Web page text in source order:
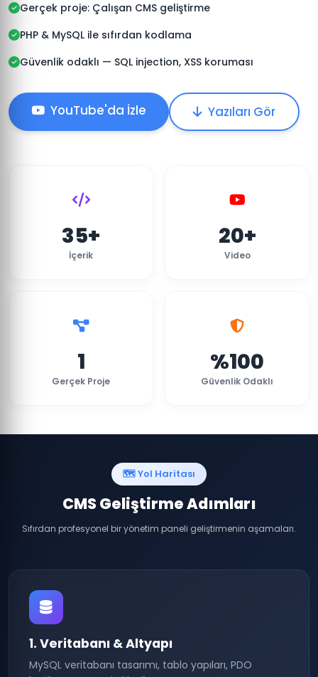
Gerçek proje: Çalışan CMS geliştirme
PHP & MySQL ile sıfırdan kodlama
Güvenlik odaklı — SQL injection, XSS koruması
YouTube'da İzle Yazıları Gör
35+
İçerik
20+
Video
1
Gerçek Proje
%100
Güvenlik Odaklı
🗺️ Yol Haritası
CMS Geliştirme Adımları
Sıfırdan profesyonel bir yönetim paneli geliştirmenin aşamaları.
1. Veritabanı & Altyapı
MySQL veritabanı tasarımı, tablo yapıları, PDO